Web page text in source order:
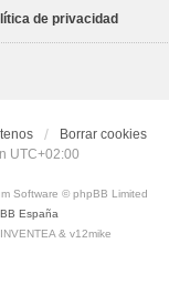
de privacidad
Borrar cookies
UTC+02:00
Software © phpBB Limited
España
& v12mike